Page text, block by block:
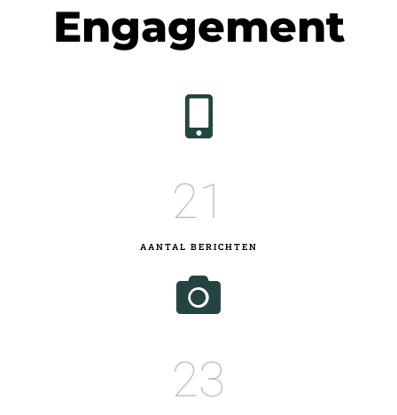
Engagement
AANTAL BERICHTEN
21
23